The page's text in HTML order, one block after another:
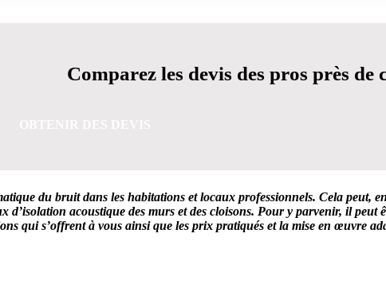
Comparez les devis des pros près de
du bruit dans les habitations et locaux professionnels. Cela peut,
d’isolation acoustique des murs et des cloisons. Pour y parvenir, il peut
qui s’offrent à vous ainsi que les prix pratiqués et la mise en œuvre